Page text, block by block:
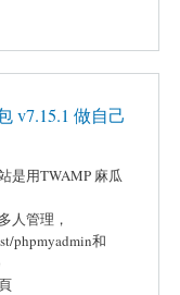
v7.15.1 做自己
是用TWAMP 麻瓜
人管理，
phpmyadmin和